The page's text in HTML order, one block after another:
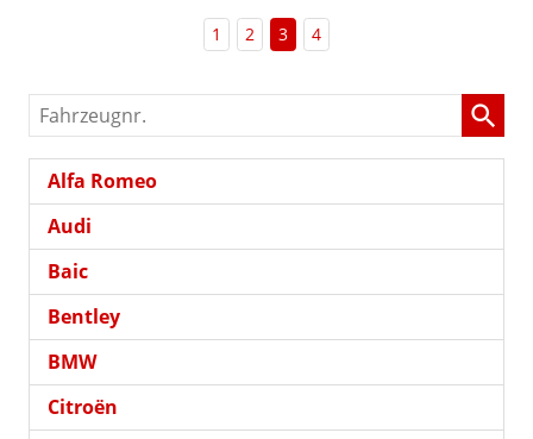
1 2 3 4
Fahrzeugnr.
Alfa Romeo
Audi
Baic
Bentley
BMW
Citroën